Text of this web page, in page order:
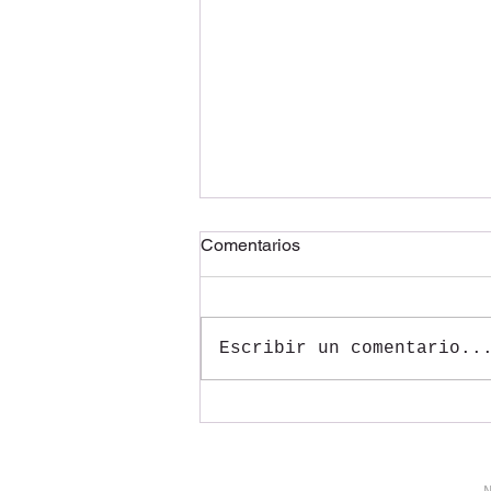
Diseña un blog increíble
Comentarios
Escribir un comentario...